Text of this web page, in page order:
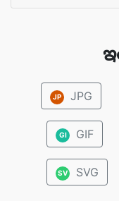
JP JPG
GI GIF
SV SVG